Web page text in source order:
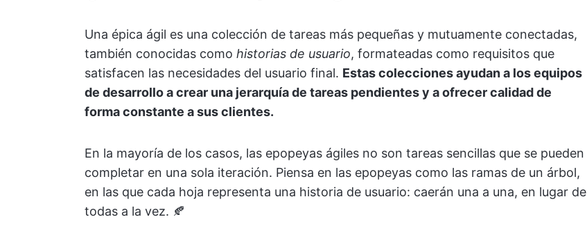
Una épica ágil es una colección de tareas más pequeñas y mutuamente conectadas,
también conocidas como historias de usuario, formateadas como requisitos que
satisfacen las necesidades del usuario final. Estas colecciones ayudan a los equipos
de desarrollo a crear una jerarquía de tareas pendientes y a ofrecer calidad de
forma constante a sus clientes.
En la mayoría de los casos, las epopeyas ágiles no son tareas sencillas que se pueden
completar en una sola iteración. Piensa en las epopeyas como las ramas de un árbol,
en las que cada hoja representa una historia de usuario: caerán una a una, en lugar de
todas a la vez. 🍂